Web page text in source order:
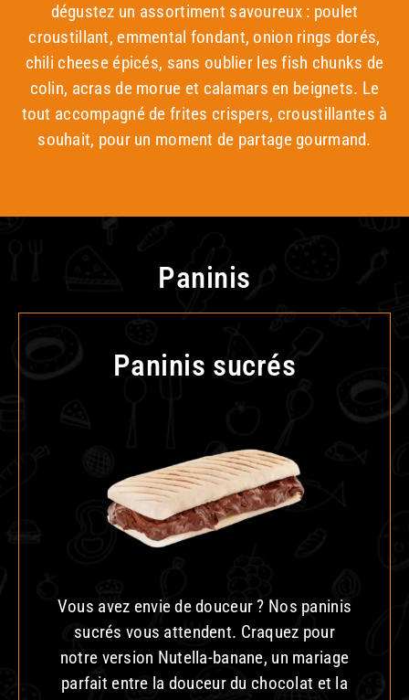
dégustez un assortiment savoureux : poulet
croustillant, emmental fondant, onion rings dorés,
chili cheese épicés, sans oublier les fish chunks de
colin, acras de morue et calamars en beignets. Le
tout accompagné de frites crispers, croustillantes à
souhait, pour un moment de partage gourmand.
Paninis
Paninis sucrés
Vous avez envie de douceur ? Nos paninis
sucrés vous attendent. Craquez pour
notre version Nutella-banane, un mariage
parfait entre la douceur du chocolat et la